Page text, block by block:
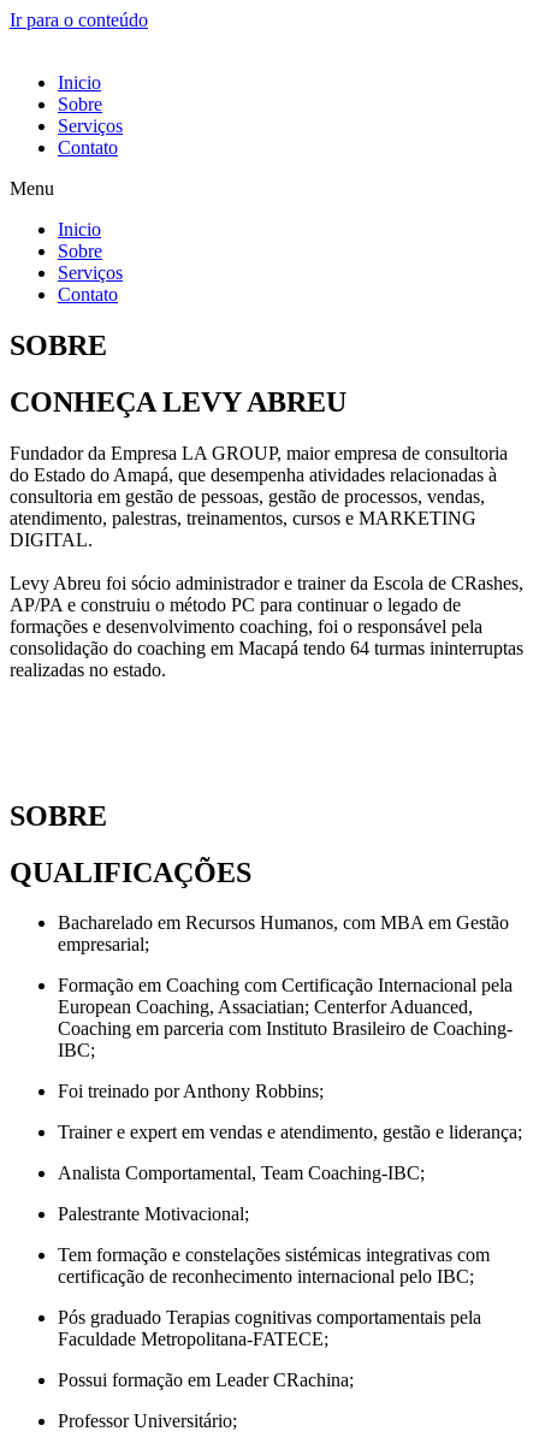
Ir para o conteúdo
Inicio
Sobre
Serviços
Contato
Menu
Inicio
Sobre
Serviços
Contato
SOBRE
CONHEÇA LEVY ABREU
Fundador da Empresa LA GROUP, maior empresa de consultoria
do Estado do Amapá, que desempenha atividades relacionadas à
consultoria em gestão de pessoas, gestão de processos, vendas,
atendimento, palestras, treinamentos, cursos e MARKETING
DIGITAL.
Levy Abreu foi sócio administrador e trainer da Escola de CRashes,
AP/PA e construiu o método PC para continuar o legado de
formações e desenvolvimento coaching, foi o responsável pela
consolidação do coaching em Macapá tendo 64 turmas ininterruptas
realizadas no estado.
SOBRE
QUALIFICAÇÕES
Bacharelado em Recursos Humanos, com MBA em Gestão
empresarial;
Formação em Coaching com Certificação Internacional pela
European Coaching, Assaciatian; Centerfor Aduanced,
Coaching em parceria com Instituto Brasileiro de Coaching-
IBC;
Foi treinado por Anthony Robbins;
Trainer e expert em vendas e atendimento, gestão e liderança;
Analista Comportamental, Team Coaching-IBC;
Palestrante Motivacional;
Tem formação e constelações sistémicas integrativas com
certificação de reconhecimento internacional pelo IBC;
Pós graduado Terapias cognitivas comportamentais pela
Faculdade Metropolitana-FATECE;
Possui formação em Leader CRachina;
Professor Universitário;